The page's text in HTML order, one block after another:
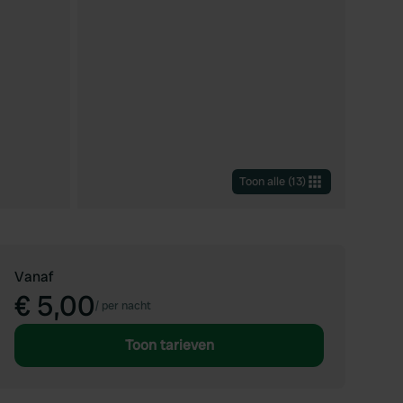
Toon alle (13)
Vanaf
€ 5,00/ per nacht
Toon tarieven